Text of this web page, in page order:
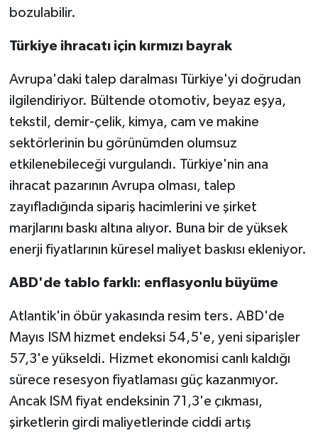
bozulabilir.
Türkiye ihracatı için kırmızı bayrak
Avrupa'daki talep daralması Türkiye'yi doğrudan
ilgilendiriyor. Bültende otomotiv, beyaz eşya,
tekstil, demir-çelik, kimya, cam ve makine
sektörlerinin bu görünümden olumsuz
etkilenebileceği vurgulandı. Türkiye'nin ana
ihracat pazarının Avrupa olması, talep
zayıfladığında sipariş hacimlerini ve şirket
marjlarını baskı altına alıyor. Buna bir de yüksek
enerji fiyatlarının küresel maliyet baskısı ekleniyor.
ABD'de tablo farklı: enflasyonlu büyüme
Atlantik'in öbür yakasında resim ters. ABD'de
Mayıs ISM hizmet endeksi 54,5'e, yeni siparişler
57,3'e yükseldi. Hizmet ekonomisi canlı kaldığı
sürece resesyon fiyatlaması güç kazanmıyor.
Ancak ISM fiyat endeksinin 71,3'e çıkması,
şirketlerin girdi maliyetlerinde ciddi artış